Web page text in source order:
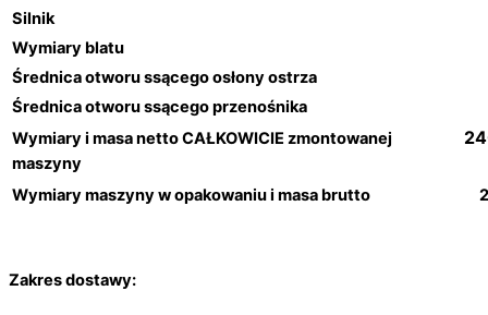
Silnik
Wymiary blatu
Średnica otworu ssącego osłony ostrza
Średnica otworu ssącego przenośnika
Wymiary i masa netto CAŁKOWICIE zmontowanej
maszyny
Wymiary maszyny w opakowaniu i masa brutto
Zakres dostawy: